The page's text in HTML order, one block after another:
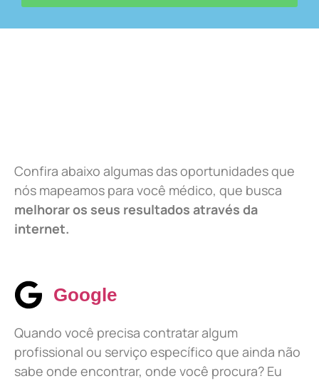
Confira abaixo algumas das oportunidades que
nós mapeamos para você médico, que busca
melhorar os seus resultados através da
internet.
Google
Quando você precisa contratar algum
profissional ou serviço específico que ainda não
sabe onde encontrar, onde você procura? Eu